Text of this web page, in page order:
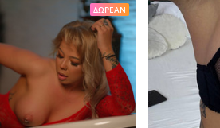
ΔΩΡΕΆΝ